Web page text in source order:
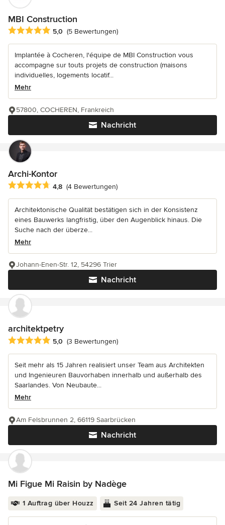
MBI Construction
Durchschnittliche Bewertung: 5 von 5 Sternen
5,0 (5 Bewertungen)
Implantée à Cocheren, l'équipe de MBI Construction vous
accompagne sur touts projets de construction (maisons
individuelles, logements locatif...
Mehr
Nachricht
57800, COCHEREN, Frankreich
Archi-Kontor
Durchschnittliche Bewertung: 4.8 von 5 Sternen
4,8 (4 Bewertungen)
Architektonische Qualität bestätigen sich in der Konsistenz
eines Bauwerks langfristig, über den Augenblick hinaus. Die
Suche nach der überze...
Mehr
Nachricht
Johann-Enen-Str. 12, 54296 Trier
architektpetry
Durchschnittliche Bewertung: 5 von 5 Sternen
5,0 (3 Bewertungen)
Seit mehr als 15 Jahren realisiert unser Team aus Architekten
und Ingenieuren Bauvorhaben innerhalb und außerhalb des
Saarlandes. Von Neubaute...
Mehr
Nachricht
Am Felsbrunnen 2, 66119 Saarbrücken
Mi Figue Mi Raisin by Nadège
1 Auftrag über Houzz Seit 24 Jahren tätig